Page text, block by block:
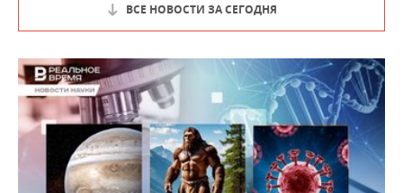
ВСЕ НОВОСТИ ЗА СЕГОДНЯ